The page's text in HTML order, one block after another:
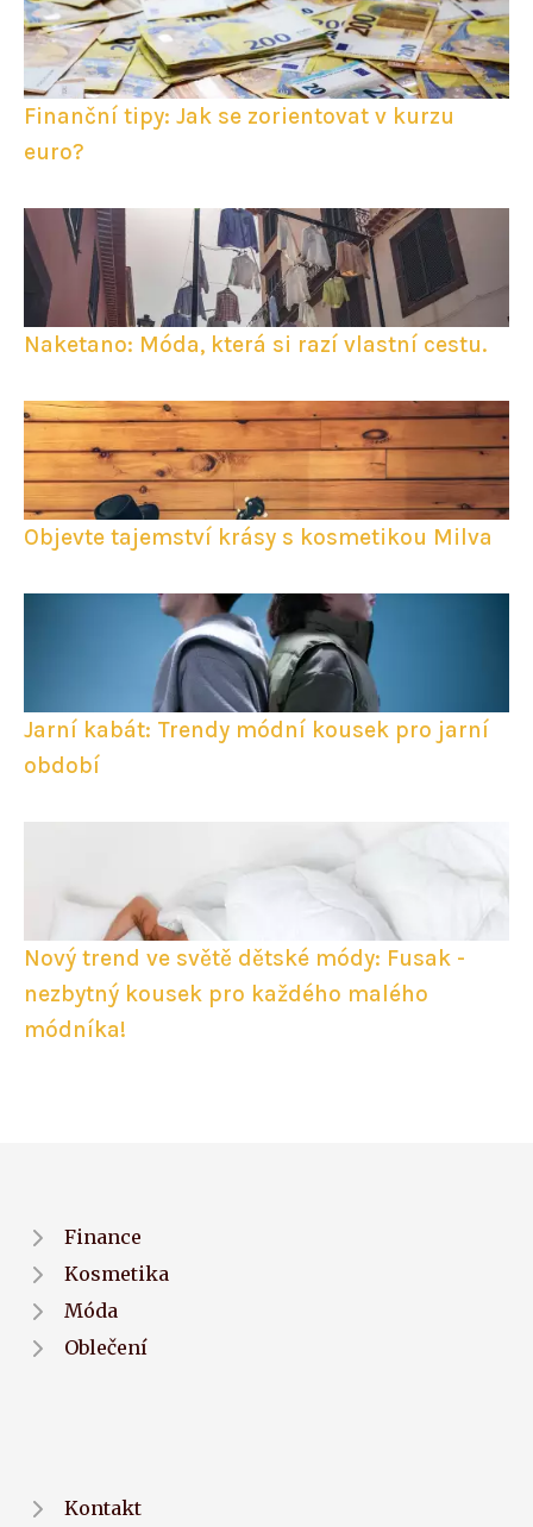
Finanční tipy: Jak se zorientovat v kurzu
euro?
Naketano: Móda, která si razí vlastní cestu.
Objevte tajemství krásy s kosmetikou Milva
Jarní kabát: Trendy módní kousek pro jarní
období
Nový trend ve světě dětské módy: Fusak -
nezbytný kousek pro každého malého
módníka!
Finance
Kosmetika
Móda
Oblečení
Kontakt